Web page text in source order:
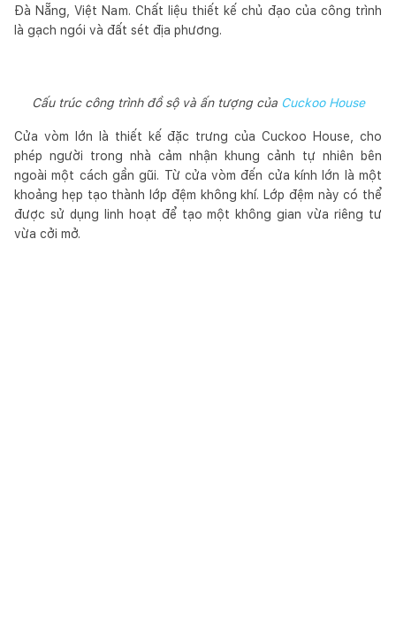
Đà Nẵng, Việt Nam. Chất liệu thiết kế chủ đạo của công trình
là gạch ngói và đất sét địa phương.
Cấu trúc công trình đồ sộ và ấn tượng của Cuckoo House
Cửa vòm lớn là thiết kế đặc trưng của Cuckoo House, cho
phép người trong nhà cảm nhận khung cảnh tự nhiên bên
ngoài một cách gần gũi. Từ cửa vòm đến cửa kính lớn là một
khoảng hẹp tạo thành lớp đệm không khí. Lớp đệm này có thể
được sử dụng linh hoạt để tạo một không gian vừa riêng tư
vừa cởi mở.